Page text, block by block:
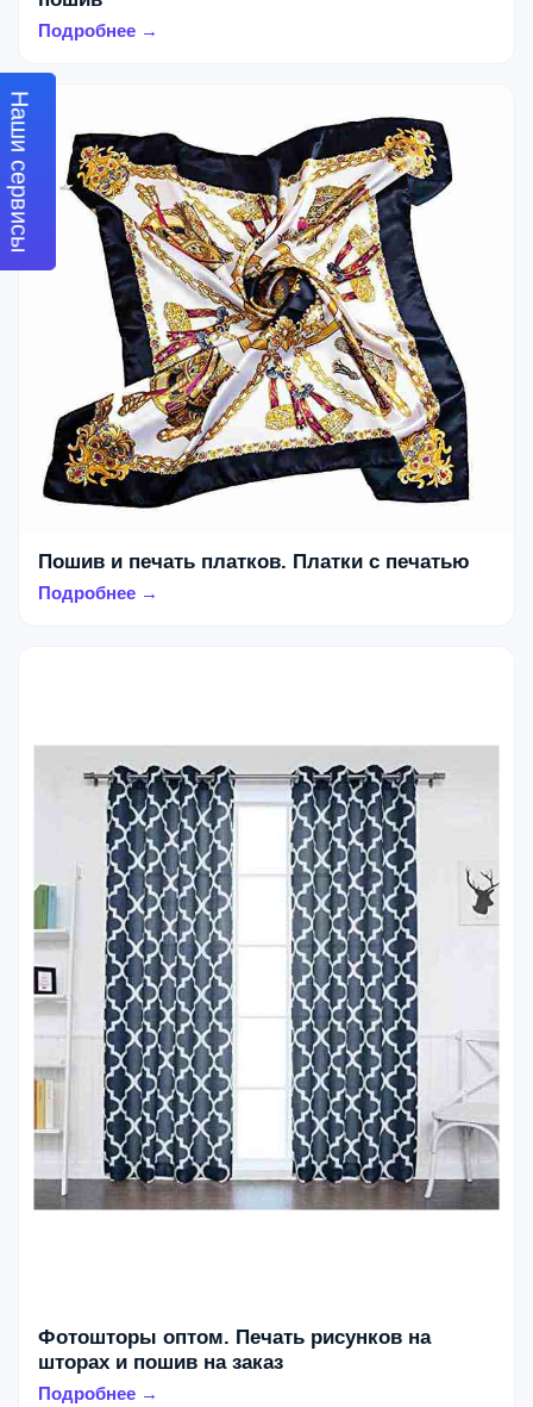
Подробнее →
Пошив и печать платков. Платки с печатью
Подробнее →
Фотошторы оптом. Печать рисунков на
шторах и пошив на заказ
Подробнее →
Наши сервисы